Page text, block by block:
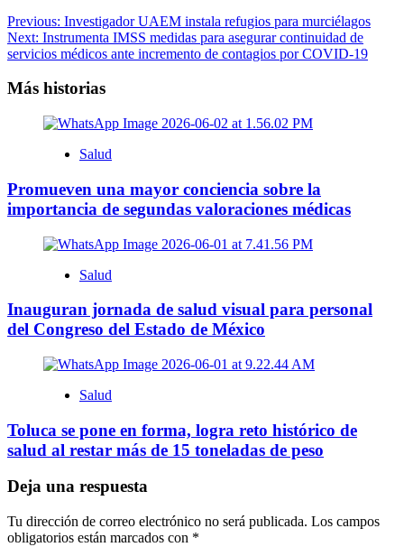
Previous: Investigador UAEM instala refugios para murciélagos
Next: Instrumenta IMSS medidas para asegurar continuidad de
servicios médicos ante incremento de contagios por COVID-19
Más historias
Salud
Promueven una mayor conciencia sobre la
importancia de segundas valoraciones médicas
Salud
Inauguran jornada de salud visual para personal
del Congreso del Estado de México
Salud
Toluca se pone en forma, logra reto histórico de
salud al restar más de 15 toneladas de peso
Deja una respuesta
Tu dirección de correo electrónico no será publicada. Los campos
obligatorios están marcados con *